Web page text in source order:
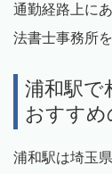
通勤経路上に
法書士事務所
浦和駅で
おすすめ
浦和駅は埼玉